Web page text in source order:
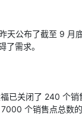
天公布了截至 9 月
了需求。
已关闭了 240 个销
个销售点总数的